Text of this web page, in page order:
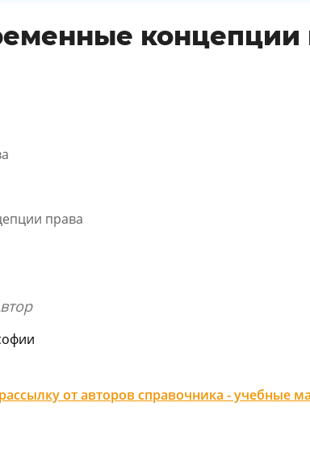
концепции
права
от авторов справочника - учебные